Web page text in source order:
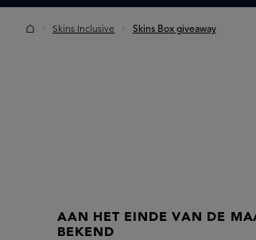
Skins Inclusive Skins Box giveaway
AAN HET EINDE VAN DE
BEKEND